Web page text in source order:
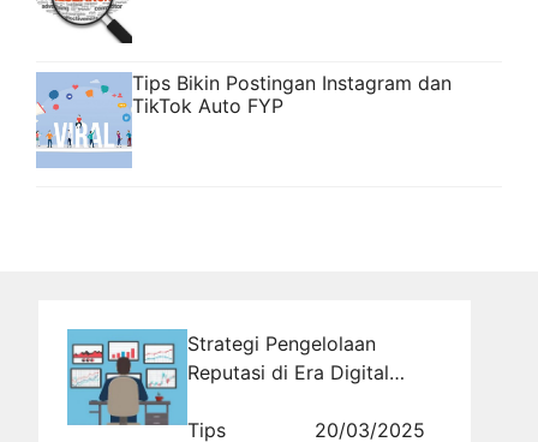
Tips Bikin Postingan Instagram dan
TikTok Auto FYP
Strategi Pengelolaan
Reputasi di Era Digital
Tips
20/03/2025